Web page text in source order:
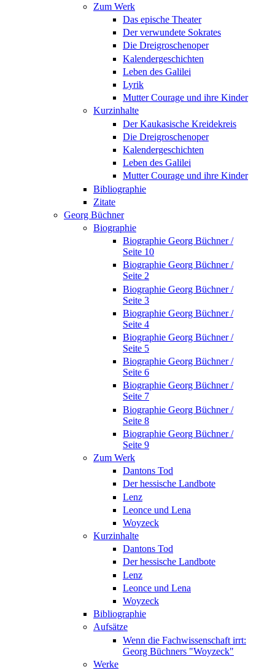
Zum Werk
Das epische Theater
Der verwundete Sokrates
Die Dreigroschenoper
Kalendergeschichten
Leben des Galilei
Lyrik
Mutter Courage und ihre Kinder
Kurzinhalte
Der Kaukasische Kreidekreis
Die Dreigroschenoper
Kalendergeschichten
Leben des Galilei
Mutter Courage und ihre Kinder
Bibliographie
Zitate
Georg Büchner
Biographie
Biographie Georg Büchner /
Seite 10
Biographie Georg Büchner /
Seite 2
Biographie Georg Büchner /
Seite 3
Biographie Georg Büchner /
Seite 4
Biographie Georg Büchner /
Seite 5
Biographie Georg Büchner /
Seite 6
Biographie Georg Büchner /
Seite 7
Biographie Georg Büchner /
Seite 8
Biographie Georg Büchner /
Seite 9
Zum Werk
Dantons Tod
Der hessische Landbote
Lenz
Leonce und Lena
Woyzeck
Kurzinhalte
Dantons Tod
Der hessische Landbote
Lenz
Leonce und Lena
Woyzeck
Bibliographie
Aufsätze
Wenn die Fachwissenschaft irrt:
Georg Büchners "Woyzeck"
Werke